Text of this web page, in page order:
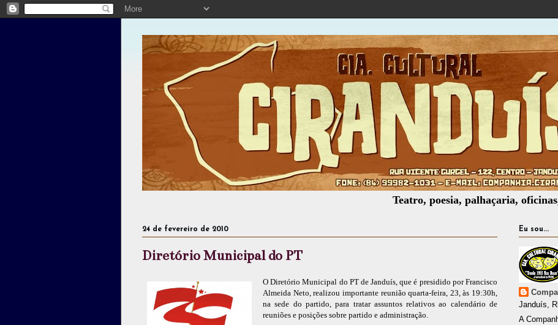
Teatro, poesia, palhaçaria, oficinas,
24 de fevereiro de 2010
Diretório Municipal do PT
O Diretório Municipal do PT de Janduís, que é presidido por Francisco
Almeida Neto, realizou importante reunião quarta-feira, 23, às 19:30h,
na sede do partido, para tratar assuntos relativos ao calendário de
reuniões e posições sobre partido e administração.
Eu sou...
Janduís,
A